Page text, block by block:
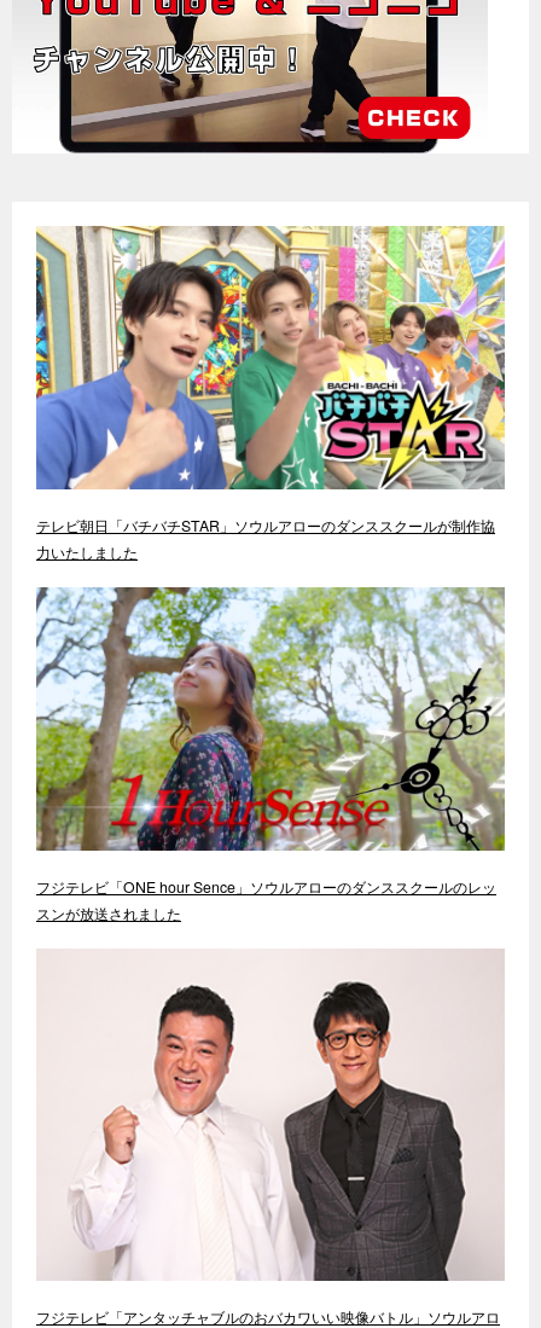
テレビ朝日「バチバチSTAR」ソウルアローのダンススクールが制作協
力いたしました
フジテレビ「ONE hour Sence」ソウルアローのダンススクールのレッ
スンが放送されました
フジテレビ「アンタッチャブルのおバカワいい映像バトル」ソウルアロ